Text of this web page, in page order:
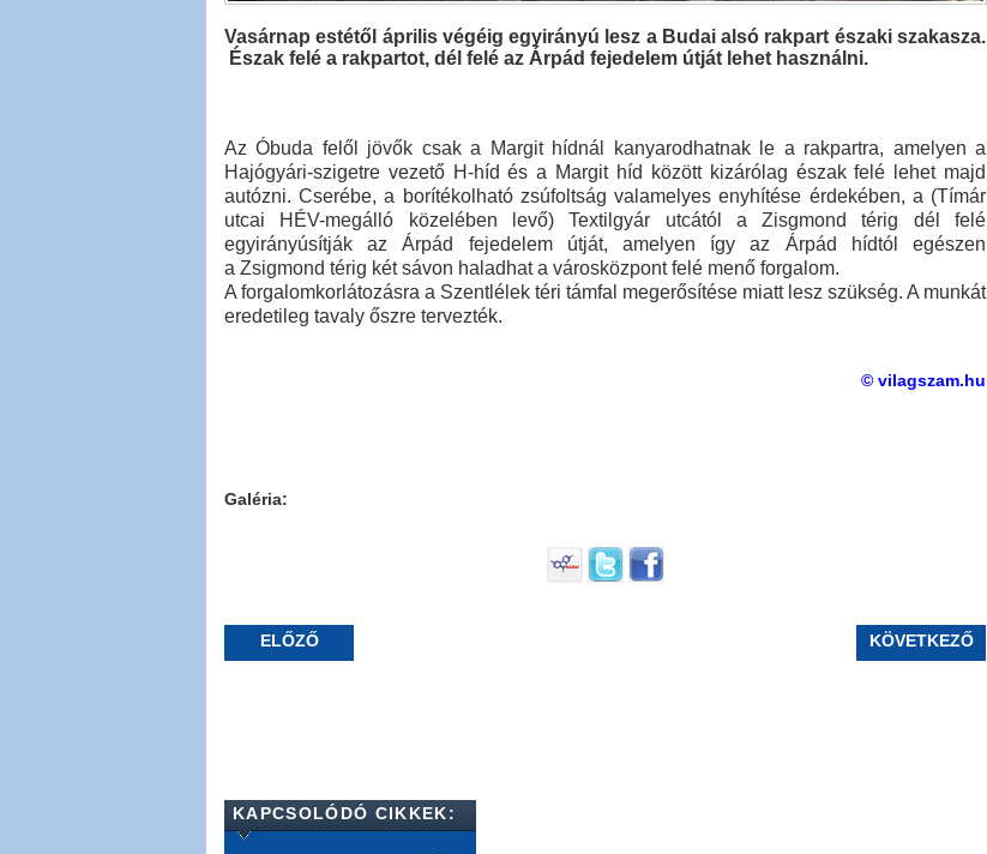
Vasárnap estétől április végéig egyirányú lesz a Budai alsó rakpart északi szakasza.
Észak felé a rakpartot, dél felé az Árpád fejedelem útját lehet használni.
Az Óbuda felől jövők csak a Margit hídnál kanyarodhatnak le a rakpartra, amelyen a
Hajógyári-szigetre vezető H-híd és a Margit híd között kizárólag észak felé lehet majd
autózni. Cserébe, a borítékolható zsúfoltság valamelyes enyhítése érdekében, a (Tímár
utcai HÉV-megálló közelében levő) Textilgyár utcától a Zisgmond térig dél felé
egyirányúsítják az Árpád fejedelem útját, amelyen így az Árpád hídtól egészen
a Zsigmond térig két sávon haladhat a városközpont felé menő forgalom.
A forgalomkorlátozásra a Szentlélek téri támfal megerősítése miatt lesz szükség. A munkát
eredetileg tavaly őszre tervezték.
© vilagszam.hu
Galéria:
ELŐZŐ KÖVETKEZŐ
KAPCSOLÓDÓ CIKKEK: